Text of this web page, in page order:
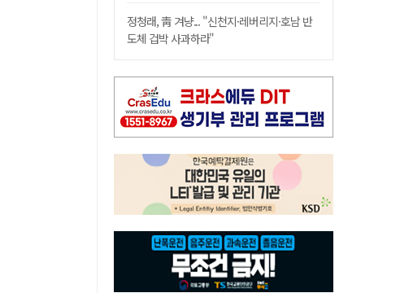
정청래, 靑 겨냥... "신천지·레버리지·호남 반
도체 겁박 사과하라"